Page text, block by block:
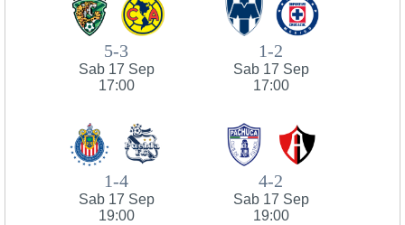
5-3
Sab 17 Sep
17:00
1-2
Sab 17 Sep
17:00
1-4
Sab 17 Sep
19:00
4-2
Sab 17 Sep
19:00